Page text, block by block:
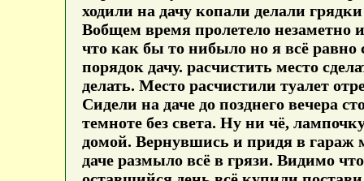
ходили на дачу копали делали
Вобщем время пролетело незаметно
что как бы то нибыло но я всё равно
порядок дачу. расчистить место
делать. Место расчистили туалет
Сидели на даче до позднего вечера
темноте без света. Ну ни чё,
домой. Вернувшись и придя в гараж
даче размыло всё в грязи. Видимо